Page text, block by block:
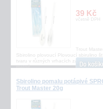
39 Kč
včetně DPH
Trout
Sbirolino plovoucí Plovoucí sbirulino
tvaru v různých vrhacích zátěžích.
matné
Sbirolino pomalu potápivé
Trout Master 20g